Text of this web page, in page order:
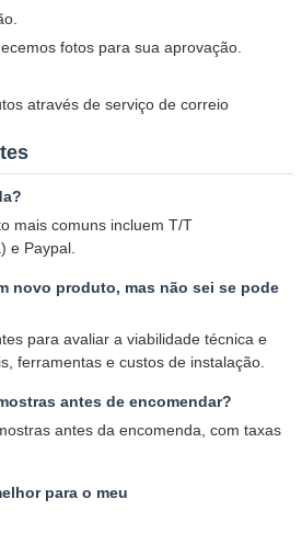
fotos para sua aprovação.
através de serviço de correio
mais comuns incluem T/T
e Paypal.
novo produto, mas não sei se pode
para avaliar a viabilidade técnica e
ferramentas e custos de instalação.
antes de encomendar?
antes da encomenda, com taxas
para o meu